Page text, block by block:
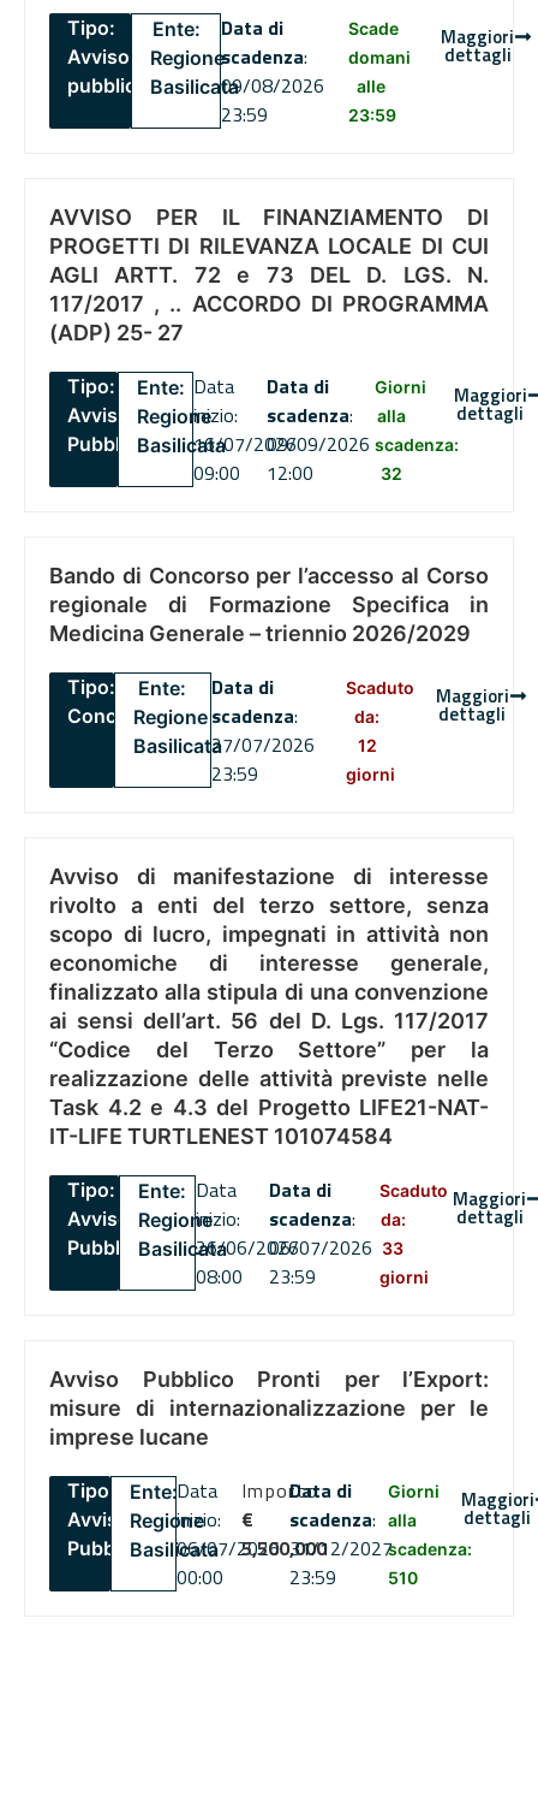
Tipo:
Avviso
pubblico
Ente:
Regione
Basilicata
Data di
scadenza:
09/08/2026
23:59
Scade
domani
alle
23:59
Maggiori
dettagli
AVVISO PER IL FINANZIAMENTO DI
PROGETTI DI RILEVANZA LOCALE DI CUI
AGLI ARTT. 72 e 73 DEL D. LGS. N.
117/2017 , .. ACCORDO DI PROGRAMMA
(ADP) 25- 27
Tipo:
Avviso
Pubblico
Ente:
Regione
Basilicata
Data
inizio:
16/07/2026
09:00
Data di
scadenza:
09/09/2026
12:00
Giorni
alla
scadenza:
32
Maggiori
dettagli
Bando di Concorso per l’accesso al Corso
regionale di Formazione Specifica in
Medicina Generale – triennio 2026/2029
Tipo:
Concorsi
Ente:
Regione
Basilicata
Data di
scadenza:
27/07/2026
23:59
Scaduto
da:
12
giorni
Maggiori
dettagli
Avviso di manifestazione di interesse
rivolto a enti del terzo settore, senza
scopo di lucro, impegnati in attività non
economiche di interesse generale,
finalizzato alla stipula di una convenzione
ai sensi dell’art. 56 del D. Lgs. 117/2017
“Codice del Terzo Settore” per la
realizzazione delle attività previste nelle
Task 4.2 e 4.3 del Progetto LIFE21-NAT-
IT-LIFE TURTLENEST 101074584
Tipo:
Avviso
Pubblico
Ente:
Regione
Basilicata
Data
inizio:
26/06/2026
08:00
Data di
scadenza:
06/07/2026
23:59
Scaduto
da:
33
giorni
Maggiori
dettagli
Avviso Pubblico Pronti per l’Export:
misure di internazionalizzazione per le
imprese lucane
Tipo:
Avviso
Pubblico
Ente:
Regione
Basilicata
Data
inizio:
06/07/2026
00:00
Importo
€
5,500,000
Data di
scadenza:
31/12/2027
23:59
Giorni
alla
scadenza:
510
Maggiori
dettagli